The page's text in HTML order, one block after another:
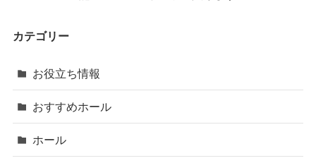
カテゴリー
お役立ち情報
おすすめホール
ホール